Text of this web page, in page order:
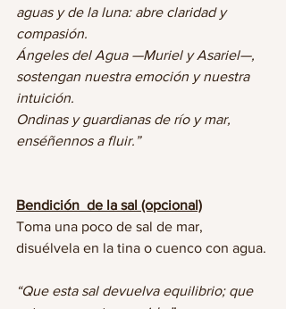
aguas y de la luna: abre claridad y
compasión.
Ángeles del Agua —Muriel y Asariel—,
sostengan nuestra emoción y nuestra
intuición.
Ondinas y guardianas de río y mar,
enséñennos a fluir.”
Bendición  de la sal (opcional)
Toma una poco de sal de mar,
disuélvela en la tina o cuenco con agua.
“Que esta sal devuelva equilibrio; que